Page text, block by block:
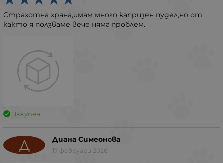
Страхотна храна,имам много капризен пудел,но от
както я ползваме вече няма проблем.
Закупен
Д Диана Симеонова
17 февруари 2026